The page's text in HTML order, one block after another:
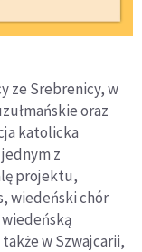
ze Srebrenicy, w
oraz
katolicka
z
projektu,
wiedeński chór
w Szwajcarii,